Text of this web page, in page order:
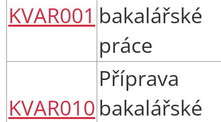
KVAR001 bakalářské
práce
KVAR010
Příprava
bakalářské